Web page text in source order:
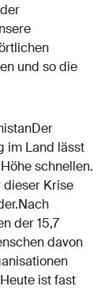
und so die
im Land lässt
schnellen.
dieser Krise
der 15,7
davon
ist fast